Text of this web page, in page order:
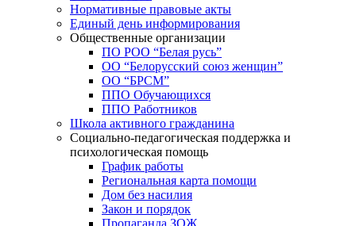
Нормативные правовые акты
Единый день информирования
Общественные организации
ПО РОО “Белая русь”
ОО “Белорусский союз женщин”
ОО “БРСМ”
ППО Обучающихся
ППО Работников
Школа активного гражданина
Социально-педагогическая поддержка и
психологическая помощь
График работы
Региональная карта помощи
Дом без насилия
Закон и порядок
Пропаганда ЗОЖ